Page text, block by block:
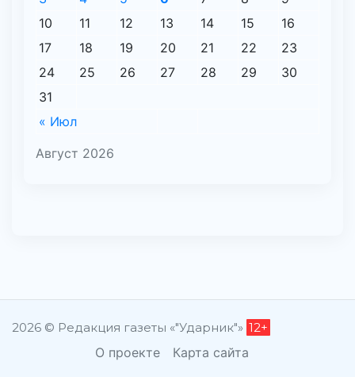
Август 2026
« Июл
10
11 12 13 14 15
16
17
18 19 20 21 22
23
24
25 26 27 28 29
30
31
2026 © Редакция газеты «"Ударник"» 12+
О проекте Карта сайта